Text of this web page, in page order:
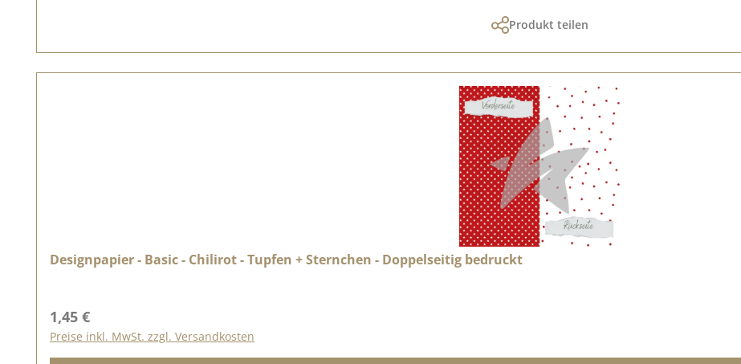
Produkt teilen
Designpapier - Basic - Chilirot - Tupfen + Sternchen - Doppelseitig bedruckt
Regulärer Preis:
1,45 €
Preise inkl. MwSt. zzgl. Versandkosten